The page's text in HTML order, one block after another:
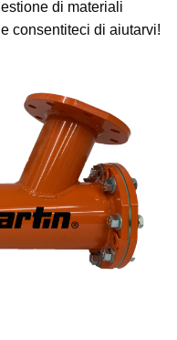
di materiali
consentiteci di aiutarvi!